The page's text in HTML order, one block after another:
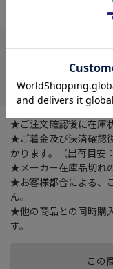
この
在庫
★ご注文確認後に在庫
★ご着金及び決済確認
かります。（出荷目安
★メーカー在庫品切れ
★お客様都合による、
ん。
★他の商品との同時購
す。